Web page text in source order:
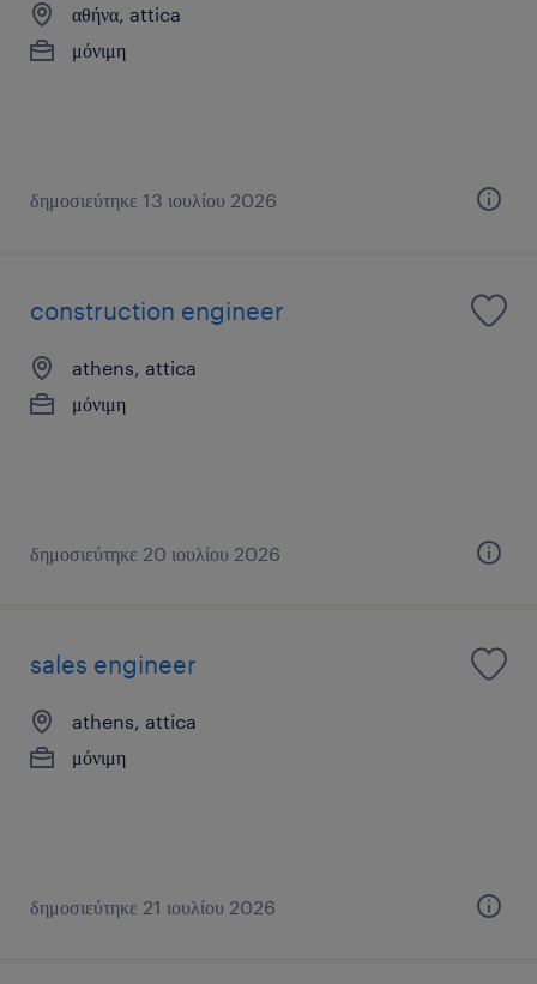
αθήνα, attica
μόνιμη
δημοσιεύτηκε 13 ιουλίου 2026
construction engineer
athens, attica
μόνιμη
δημοσιεύτηκε 20 ιουλίου 2026
sales engineer
athens, attica
μόνιμη
δημοσιεύτηκε 21 ιουλίου 2026